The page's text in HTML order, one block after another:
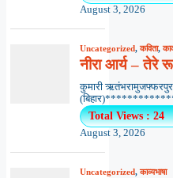
August 3, 2026
Uncategorized,कविता,
नीरा आर्य – तेरे
कुमारी ऋतंभरामुजफ्फरपुर
Total Views : 24
August 3, 2026
Uncategorized,काव्यभाषा